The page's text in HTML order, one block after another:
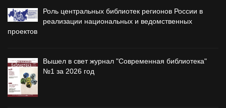
Роль центральных библиотек регионов России в
реализации национальных и ведомственных
проектов
Вышел в свет журнал "Современная библиотека"
№1 за 2026 год